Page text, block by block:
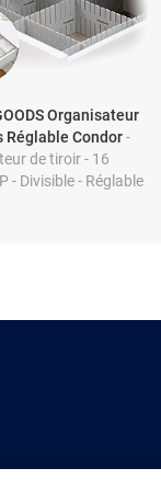
Organisateur
Réglable Condor-
de tiroir - 16
- Divisible - Réglable